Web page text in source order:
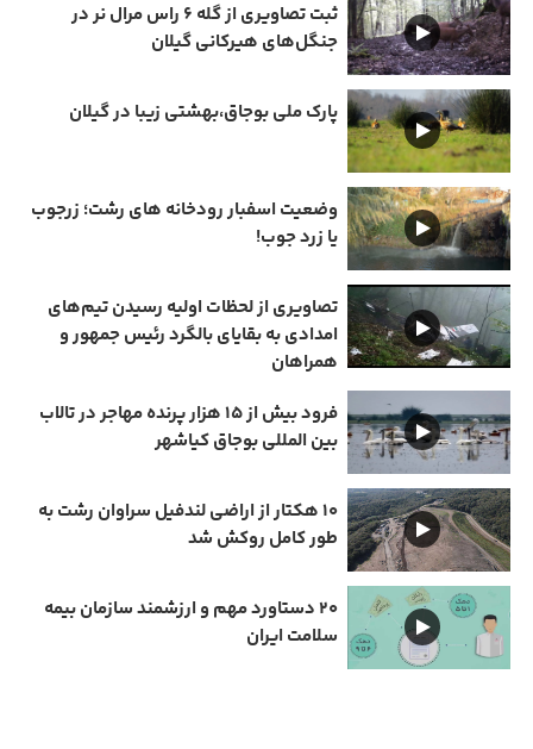
ثبت تصاویری از گله ۶ راس مرال نر در
جنگل‌های هیرکانی گیلان
پارک ملی بوجاق،بهشتی زیبا در گیلان
وضعیت اسفبار رودخانه های رشت؛ زرجوب
یا زرد جوب!
تصاویری از لحظات اولیه رسیدن تیم‌های
امدادی به بقایای بالگرد رئیس جمهور و
همراهان
فرود بیش از ۱۵ هزار پرنده مهاجر در تالاب
بین المللی بوجاق کیاشهر
۱۰ هکتار از اراضی لندفیل سراوان رشت به
طور کامل روکش شد
۲۰ دستاورد مهم و ارزشمند سازمان بیمه
سلامت ایران